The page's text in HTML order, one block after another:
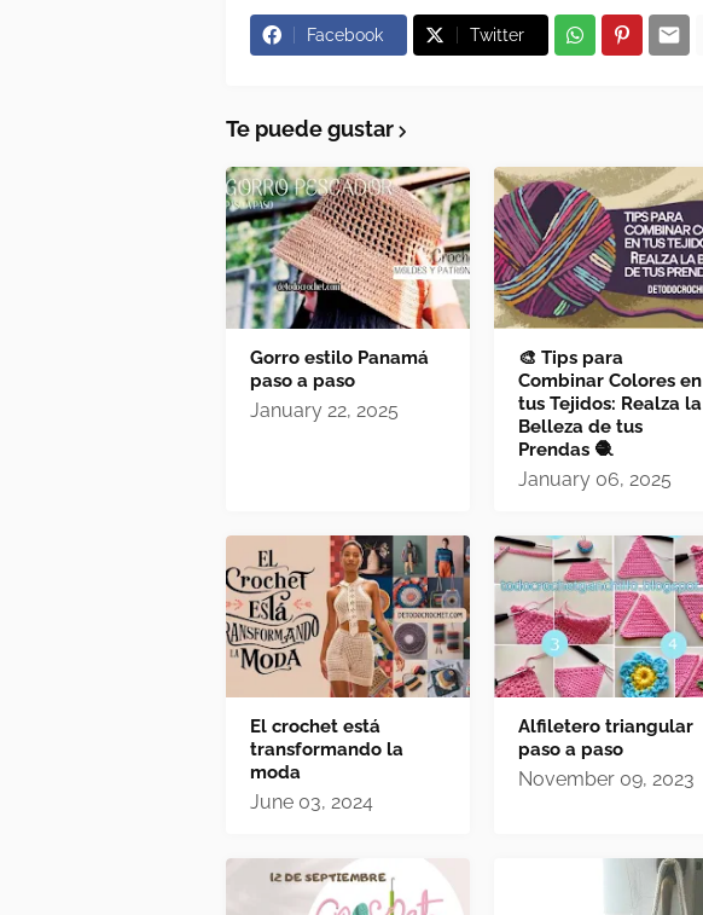
Facebook Twitter
Te puede gustar
Gorro estilo Panamá
paso a paso
January 22, 2025
🎨 Tips para
Combinar Colores en
tus Tejidos: Realza la
Belleza de tus
Prendas 🧶
January 06, 2025
El crochet está
transformando la
moda
June 03, 2024
Alfiletero triangular
paso a paso
November 09, 2023